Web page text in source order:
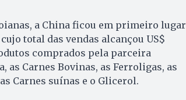
a China ficou em primeiro lugar
total das vendas alcançou US$
comprados pela parceira
as Carnes Bovinas, as Ferroligas, as
Carnes suínas e o Glicerol.